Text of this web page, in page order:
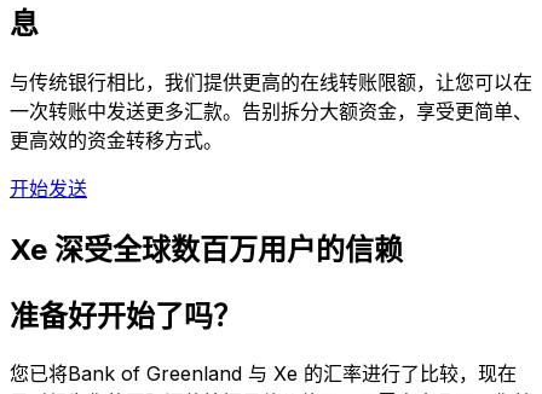
息
与传统银行相比，我们提供更高的在线转账限额，让您可以在
一次转账中发送更多汇款。告别拆分大额资金，享受更简单、
更高效的资金转移方式。
开始发送
Xe 深受全球数百万用户的信赖
准备好开始了吗？
您已将Bank of Greenland 与 Xe 的汇率进行了比较，现在